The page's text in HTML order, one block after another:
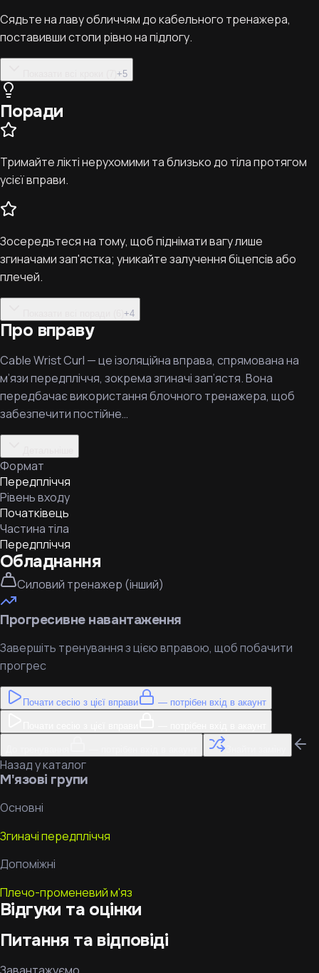
Сядьте на лаву обличчям до кабельного тренажера,
поставивши стопи рівно на підлогу.
+5
Поради
Тримайте лікті нерухомими та близько до тіла протягом
усієї вправи.
Зосередьтеся на тому, щоб піднімати вагу лише
згиначами зап'ястка; уникайте залучення біцепсів або
плечей.
+4
Про вправу
Cable Wrist Curl — це ізоляційна вправа, спрямована на
м’язи передпліччя, зокрема згиначі зап’ястя. Вона
передбачає використання блочного тренажера, щоб
забезпечити постійне…
Формат
Передпліччя
Рівень входу
Початківець
Частина тіла
Передпліччя
Обладнання
Силовий тренажер (інший)
Прогресивне навантаження
Завершіть тренування з цією вправою, щоб побачити
прогрес
Почати сесію з цієї вправи — потрібен вхід в акаунт
Назад у каталог
М'язові групи
Основні
Згиначі передпліччя
Допоміжні
Плечо-променевий м'яз
Відгуки та оцінки
Питання та відповіді